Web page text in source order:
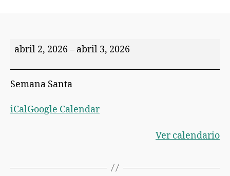
abril 2, 2026 – abril 3, 2026
Semana Santa
iCalGoogle Calendar
Ver calendario